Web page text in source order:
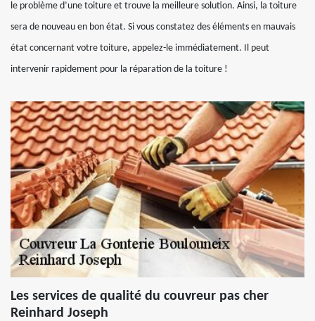
le problème d’une toiture et trouve la meilleure solution. Ainsi, la toiture
sera de nouveau en bon état. Si vous constatez des éléments en mauvais
état concernant votre toiture, appelez-le immédiatement. Il peut
intervenir rapidement pour la réparation de la toiture !
Les services de qualité du couvreur pas cher
Reinhard Joseph